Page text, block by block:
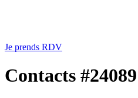
Je prends RDV
Contacts #24089